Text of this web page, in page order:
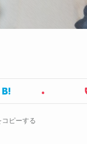
コピーする